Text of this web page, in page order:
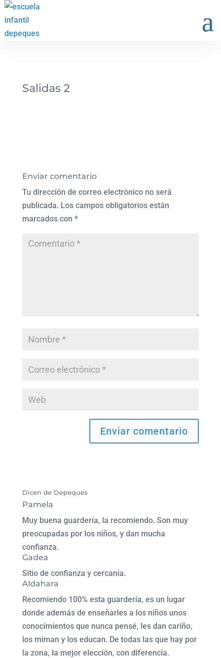
Salidas 2
Enviar comentario
Tu dirección de correo electrónico no será
publicada. Los campos obligatorios están
marcados con *
Dicen de Depeques
Pamela
Muy buena guardería, la recomiendo. Son muy
preocupadas por los niños, y dan mucha
confianza.
Gadea
Sitio de confianza y cercanía.
Aldahara
Recomiendo 100% esta guardería, es un lugar
donde además de enseñarles a los niños unos
conocimientos que nunca pensé, les dan cariño,
los miman y los educan. De todas las que hay por
la zona, la mejor elección, con diferencia.